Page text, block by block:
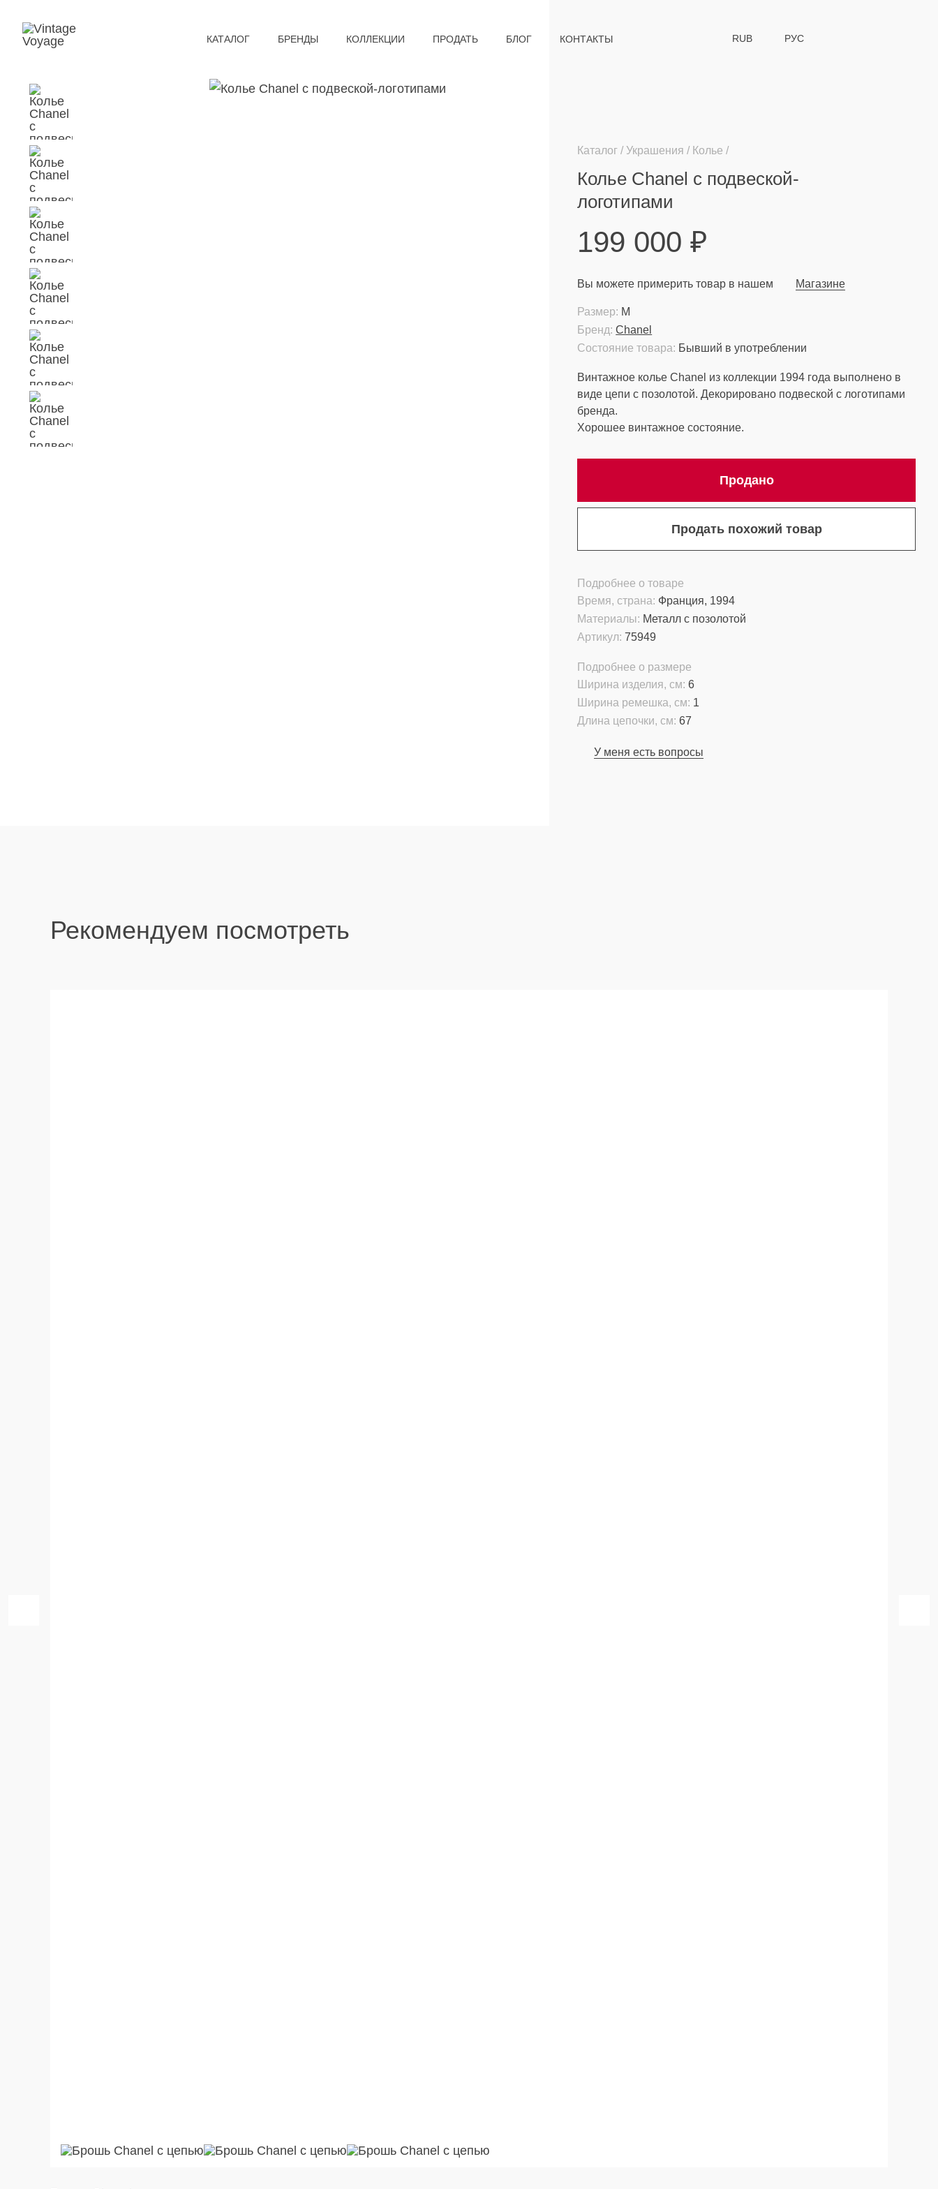
КАТАЛОГ БРЕНДЫ КОЛЛЕКЦИИ ПРОДАТЬ БЛОГ КОНТАКТЫ RUB РУС
Каталог Украшения Колье
Колье Chanel с подвеской-
логотипами
199 000₽
Вы можете примерить товар в нашем Магазине
Состояние товара: Бывший в употреблении
Бренд: Chanel
Размер: M
Винтажное колье Chanel из коллекции 1994 года выполнено в
виде цепи с позолотой. Декорировано подвеской с логотипами
бренда.
Хорошее винтажное состояние.
Продано
Продать похожий товар
Подробнее о товаре
Материалы: Металл с позолотой
Время, страна: Франция, 1994
Артикул: 75949
Подробнее о размере
Длина цепочки, см: 67
Ширина ремешка, см: 1
Ширина изделия, см: 6
У меня есть вопросы
Рекомендуем посмотреть